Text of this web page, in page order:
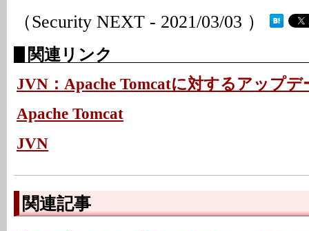
（Security NEXT - 2021/03/03 ）
関連リンク
JVN：Apache Tomcatに対するアップデ
Apache Tomcat
JVN
関連記事